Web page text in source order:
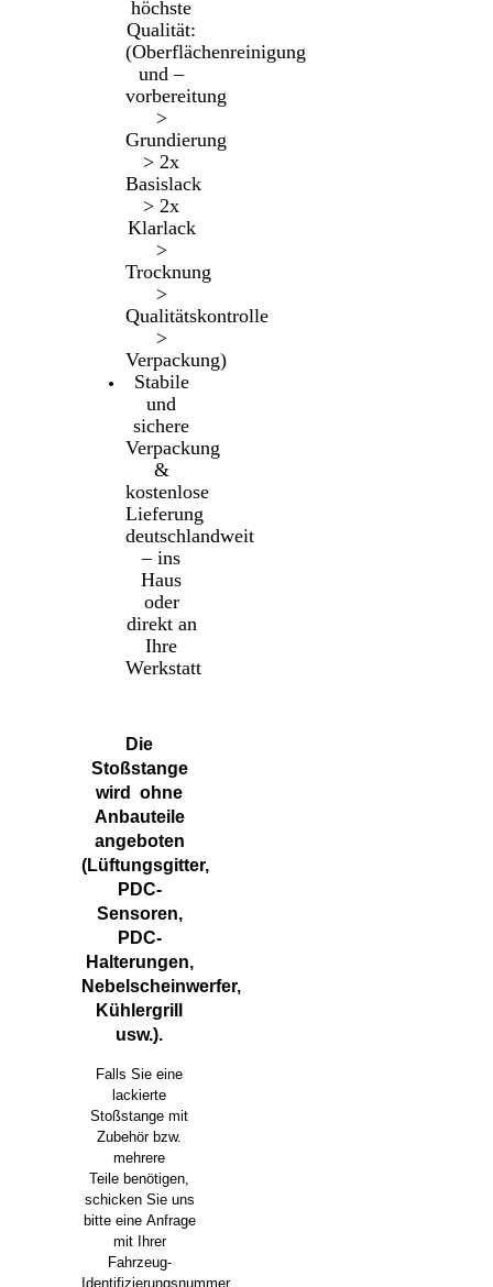
höchste
Qualität:
(Oberflächenreinigung
und –
vorbereitung
>
Grundierung
> 2x
Basislack
> 2x
Klarlack
>
Trocknung
>
Qualitätskontrolle
>
Verpackung)
Stabile
und
sichere
Verpackung
&
kostenlose
Lieferung
deutschlandweit
– ins
Haus
oder
direkt an
Ihre
Werkstatt
Die
Stoßstange
wird ohne
Anbauteile
angeboten
(Lüftungsgitter,
PDC-
Sensoren,
PDC-
Halterungen,
Nebelscheinwerfer,
Kühlergrill
usw.).
Falls Sie eine
lackierte
Stoßstange mit
Zubehör bzw.
mehrere
Teile benötigen,
schicken Sie uns
bitte eine Anfrage
mit Ihrer
Fahrzeug-
Identifizierungsnummer